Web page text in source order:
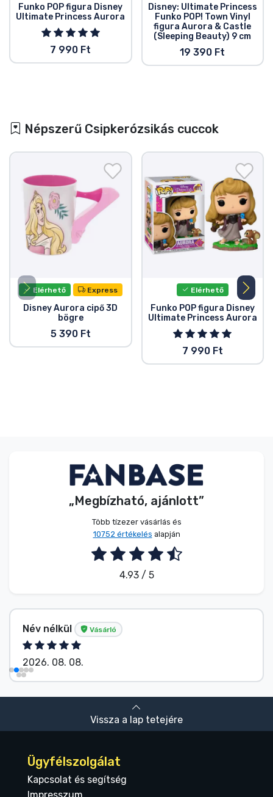
Funko POP figura Disney
Ultimate Princess Aurora
7 990 Ft
Disney: Ultimate Princess
Funko POP! Town Vinyl
figura Aurora & Castle
(Sleeping Beauty) 9 cm
19 390 Ft
Népszerű Csipkerózsikás cuccok
Elérhető Express
Disney Aurora cipő 3D
bögre
5 390 Ft
Elérhető
Funko POP figura Disney
Ultimate Princess Aurora
7 990 Ft
„Megbízható, ajánlott”
Több tízezer vásárlás és
10752 értékelés alapján
4.93 / 5
Név nélkül Vásárló
2026. 08. 08.
Vissza a lap tetejére
Ügyfélszolgálat
Kapcsolat és segítség
Impresszum